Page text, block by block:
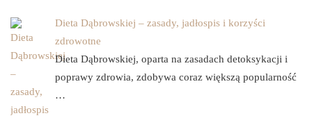
Dieta Dąbrowskiej – zasady, jadłospis i korzyści
zdrowotne
Dieta Dąbrowskiej, oparta na zasadach detoksykacji i
poprawy zdrowia, zdobywa coraz większą popularność
…